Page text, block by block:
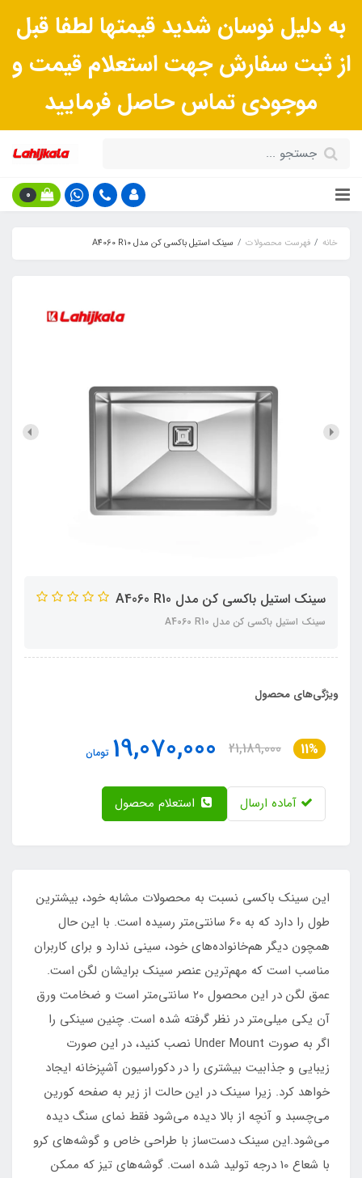
به دلیل نوسان شدید قیمتها لطفا قبل
از ثبت سفارش جهت استعلام قیمت و
موجودی تماس حاصل فرمایید
0
خانه فهرست محصولات سینک استیل باکسی کن مدل A4060 R10
سینک استیل باکسی کن مدل A4060 R10
سینک استیل باکسی کن مدل A4060 R10
ویژگی‌های محصول
11%
21,189,000
19,070,000 تومان
آماده ارسال
این سینک باکسی نسبت به محصولات مشابه خود، بیشترین
طول را دارد که به 60 سانتی‌متر رسیده است. با این حال
همچون دیگر هم‌خانواده‌های خود، سینی ندارد و برای کاربران
مناسب است که مهم‌ترین عنصر سینک برایشان لگن است.
عمق لگن در این محصول 20 سانتی‌متر است و ضخامت ورق
آن یکی میلی‌متر در نظر گرفته شده است. چنین سینکی را
اگر به صورت Under Mount نصب کنید، در این صورت
زیبایی و جذابیت بیشتری را در دکوراسیون آشپزخانه ایجاد
خواهد کرد. زیرا سینک در این حالت از زیر به صفحه کورین
می‌چسبد و آنچه از بالا دیده می‌شود فقط نمای سنگ دیده
می‌شود.این سینک دست‌ساز با طراحی خاص و گوشه‌های کرو
با شعاع 10 درجه تولید شده است. گوشه‌های تیز که ممکن